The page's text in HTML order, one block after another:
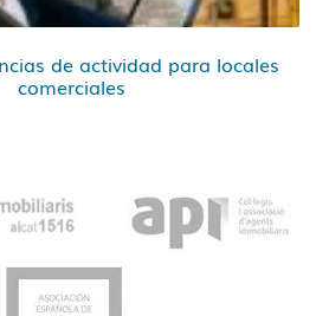
de actividad para locales
comerciales